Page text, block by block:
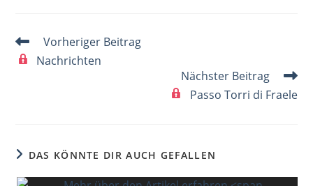
Weitere
Artikel
ansehen
Vorheriger Beitrag
Nachrichten
Nächster Beitrag
Passo Torri di Fraele
DAS KÖNNTE DIR AUCH GEFALLEN